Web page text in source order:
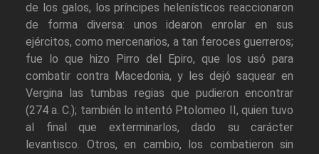
de los galos, los príncipes helenísticos reaccionaron
de forma diversa: unos idearon enrolar en sus
ejércitos, como mercenarios, a tan feroces guerreros;
fue lo que hizo Pirro del Epiro, que los usó para
combatir contra Macedonia, y les dejó saquear en
Vergina las tumbas regias que pudieron encontrar
(274 a. C.); también lo intentó Ptolomeo II, quien tuvo
al final que exterminarlos, dado su carácter
levantisco. Otros, en cambio, los combatieron sin